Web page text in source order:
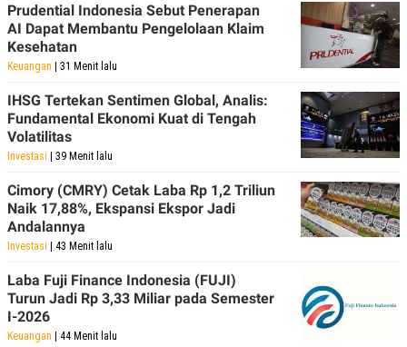
Prudential Indonesia Sebut Penerapan
AI Dapat Membantu Pengelolaan Klaim
Kesehatan
Keuangan | 31 Menit lalu
IHSG Tertekan Sentimen Global, Analis:
Fundamental Ekonomi Kuat di Tengah
Volatilitas
Investasi | 39 Menit lalu
Cimory (CMRY) Cetak Laba Rp 1,2 Triliun
Naik 17,88%, Ekspansi Ekspor Jadi
Andalannya
Investasi | 43 Menit lalu
Laba Fuji Finance Indonesia (FUJI)
Turun Jadi Rp 3,33 Miliar pada Semester
I-2026
Keuangan | 44 Menit lalu